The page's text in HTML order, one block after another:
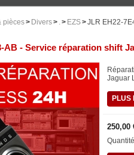
pièces> Divers> .> EZS>JLR EH22-
AB - Service réparation shift
Jaguar
PLUS
250,00